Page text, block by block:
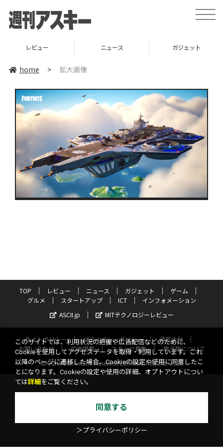
toggle
レビュー ニュース ガジェット
home > 拡大画像
TOP レビュー ニュース ガジェット
ゲーム
グルメ
スタートアップ ICT
インフォメーション
ASCII.jp
MITテクノロジーレビュー
サイトポリシー プライバシーポリシー
運営会社
お問い合わせ
広告掲載 スタッフ募集
電子版について
©KADOKAWA ASCII Research Laboratories, Inc. 2026
このサイトでは、利用状況の把握や広告配信などのために、
Cookieを使用してアクセスデータを取得・利用しています。これ
以降のページに遷移した場合、Cookieの設定や使用に同意したこ
とになります。Cookieの設定や使用の詳細、オプトアウトについ
ては詳細 をご覧ください。
同意する
＞プライバシーポリシー